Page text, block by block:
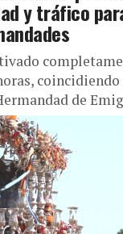
y tráfico
coincidiendo
de